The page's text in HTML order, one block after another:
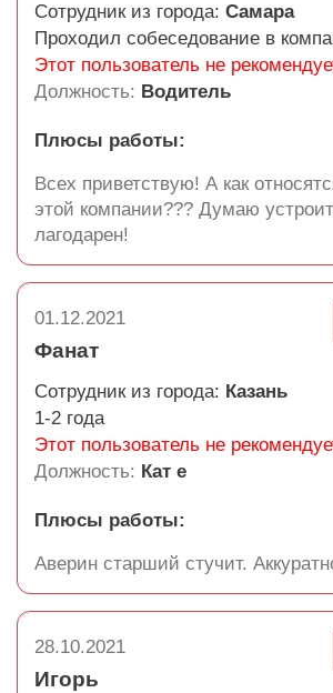
Сотрудник из города: Самара
Проходил собеседование в
Этот пользователь не
Должность: Водитель
Плюсы работы:
Всех приветствую! А как
этой компании??? Думаю
лагодарен!
01.12.2021
Фанат
Сотрудник из города: Казань
1-2 года
Этот пользователь не
Должность: Кат е
Плюсы работы:
Аверин старший стучит.
28.10.2021
Игорь